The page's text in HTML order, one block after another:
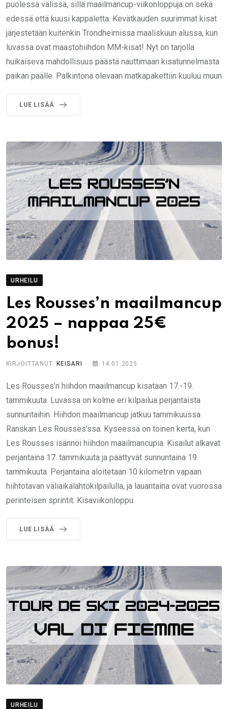
puolessa välissä, sillä maailmancup-viikonloppuja on sekä
edessä että kuusi kappaletta. Kevätkauden suurimmat kisat
järjestetään kuitenkin Trondheimissa maaliskuun alussa, kun
luvassa ovat maastohiihdon MM-kisat! Nyt on tarjolla
huikaiseva mahdollisuus päästä nauttimaan kisatunnelmasta
paikan päälle. Palkintona olevaan matkapakettiin kuuluu muun
LUE LISÄÄ
URHEILU
Les Rousses’n maailmancup
2025 – nappaa 25€
bonus!
KIRJOITTANUT:KEISARI 14.01.2025
Les Rousses’n hiihdon maailmancup kisataan 17.-19.
tammikuuta. Luvassa on kolme eri kilpailua perjantaista
sunnuntaihin. Hiihdon maailmancup jatkuu tammikuussa
Ranskan Les Rousses’ssa. Kyseessä on toinen kerta, kun
Les Rousses isännöi hiihdon maailmancupia. Kisailut alkavat
perjantaina 17. tammikuuta ja päättyvät sunnuntaina 19.
tammikuuta. Perjantaina aloitetaan 10 kilometrin vapaan
hiihtotavan väliaikalähtökilpailulla, ja lauantaina ovat vuorossa
perinteisen sprintit. Kisaviikonloppu
LUE LISÄÄ
URHEILU